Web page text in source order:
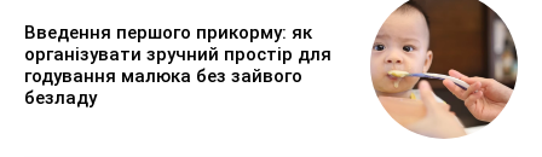
Введення першого прикорму: як
організувати зручний простір для
годування малюка без зайвого
безладу